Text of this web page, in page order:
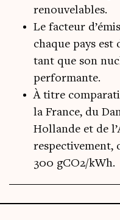
renouvelables.
Le facteur
chaque pays est
tant que son
performante.
À titre
la France, du
Hollande et de
respectivement,
300 gCO2/kWh.